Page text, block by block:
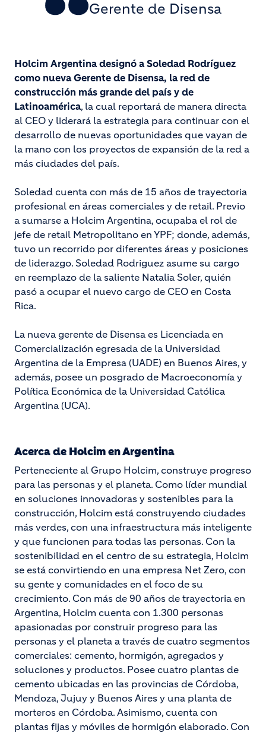
Gerente de Disensa
Holcim Argentina designó a Soledad Rodríguez
como nueva Gerente de Disensa, la red de
construcción más grande del país y de
Latinoamérica, la cual reportará de manera directa
al CEO y liderará la estrategia para continuar con el
desarrollo de nuevas oportunidades que vayan de
la mano con los proyectos de expansión de la red a
más ciudades del país.
Soledad cuenta con más de 15 años de trayectoria
profesional en áreas comerciales y de retail. Previo
a sumarse a Holcim Argentina, ocupaba el rol de
jefe de retail Metropolitano en YPF; donde, además,
tuvo un recorrido por diferentes áreas y posiciones
de liderazgo. Soledad Rodriguez asume su cargo
en reemplazo de la saliente Natalia Soler, quién
pasó a ocupar el nuevo cargo de CEO en Costa
Rica.
La nueva gerente de Disensa es Licenciada en
Comercialización egresada de la Universidad
Argentina de la Empresa (UADE) en Buenos Aires, y
además, posee un posgrado de Macroeconomía y
Política Económica de la Universidad Católica
Argentina (UCA).
Acerca de Holcim en Argentina
Perteneciente al Grupo Holcim, construye progreso
para las personas y el planeta. Como líder mundial
en soluciones innovadoras y sostenibles para la
construcción, Holcim está construyendo ciudades
más verdes, con una infraestructura más inteligente
y que funcionen para todas las personas. Con la
sostenibilidad en el centro de su estrategia, Holcim
se está convirtiendo en una empresa Net Zero, con
su gente y comunidades en el foco de su
crecimiento. Con más de 90 años de trayectoria en
Argentina, Holcim cuenta con 1.300 personas
apasionadas por construir progreso para las
personas y el planeta a través de cuatro segmentos
comerciales: cemento, hormigón, agregados y
soluciones y productos. Posee cuatro plantas de
cemento ubicadas en las provincias de Córdoba,
Mendoza, Jujuy y Buenos Aires y una planta de
morteros en Córdoba. Asimismo, cuenta con
plantas fijas y móviles de hormigón elaborado. Con